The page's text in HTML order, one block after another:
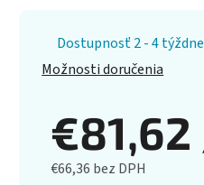
Dostupnosť 2 - 4 týždne
Možnosti doručenia
€81,62
€66,36 bez DPH